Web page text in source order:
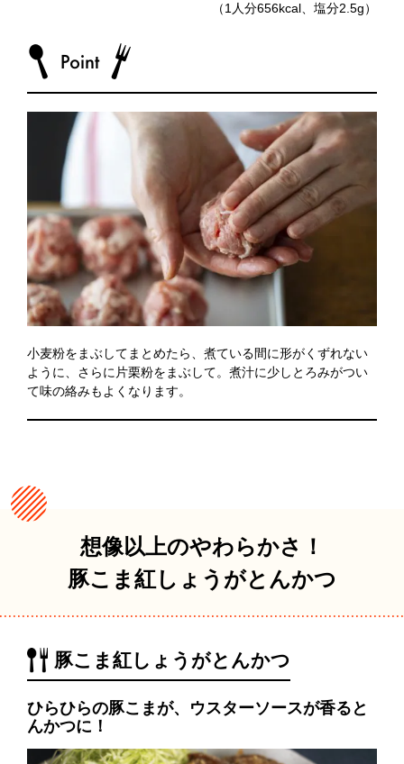
（1人分656kcal、塩分2.5g）
小麦粉をまぶしてまとめたら、煮ている間に形がくずれない
ように、さらに片栗粉をまぶして。煮汁に少しとろみがつい
て味の絡みもよくなります。
想像以上のやわらかさ！
豚こま紅しょうがとんかつ
豚こま紅しょうがとんかつ
ひらひらの豚こまが、ウスターソースが香ると
んかつに！